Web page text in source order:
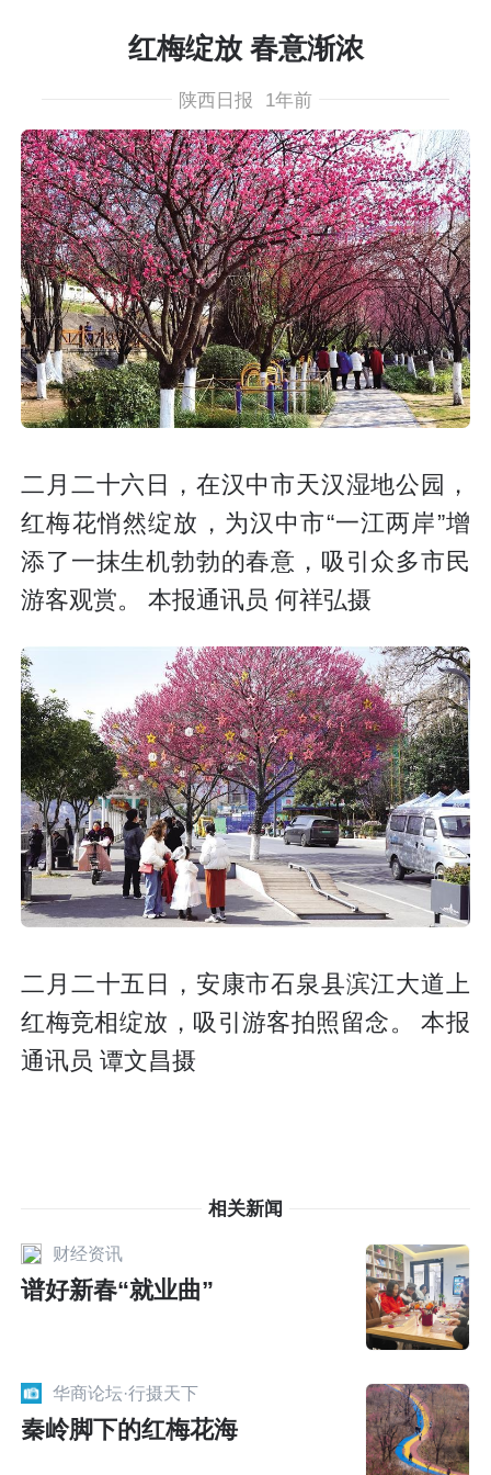
红梅绽放 春意渐浓
陕西日报 1年前
二月二十六日，在汉中市天汉湿地公园，
红梅花悄然绽放，为汉中市“一江两岸”增
添了一抹生机勃勃的春意，吸引众多市民
游客观赏。 本报通讯员 何祥弘摄
二月二十五日，安康市石泉县滨江大道上
红梅竞相绽放，吸引游客拍照留念。 本报
通讯员 谭文昌摄
相关新闻
财经资讯
谱好新春“就业曲”
华商论坛·行摄天下
秦岭脚下的红梅花海